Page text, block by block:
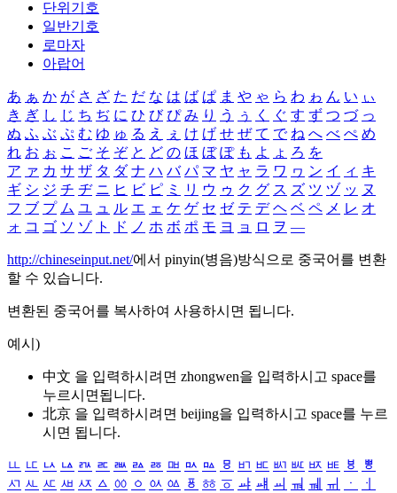
단위기호
일반기호
로마자
아랍어
あ ぁ か が さ ざ た だ な は ば ぱ ま や ゃ ら わ ゎ ん い ぃ
き ぎ し じ ち ぢ に ひ び ぴ み り う ぅ く ぐ す ず つ づ っ
ぬ ふ ぶ ぷ む ゆ ゅ る え ぇ け げ せ ぜ て で ね へ べ ぺ め
れ お ぉ こ ご そ ぞ と ど の ほ ぼ ぽ も よ ょ ろ を
ア ァ カ サ ザ タ ダ ナ ハ バ パ マ ヤ ャ ラ ワ ヮ ン イ ィ キ
ギ シ ジ チ ヂ ニ ヒ ビ ピ ミ リ ウ ゥ ク グ ス ズ ツ ヅ ッ ヌ
フ ブ プ ム ユ ュ ル エ ェ ケ ゲ セ ゼ テ デ ヘ ベ ペ メ レ オ
ォ コ ゴ ソ ゾ ト ド ノ ホ ボ ポ モ ヨ ョ ロ ヲ ―
http://chineseinput.net/에서 pinyin(병음)방식으로 중국어를 변환
할 수 있습니다.
변환된 중국어를 복사하여 사용하시면 됩니다.
예시)
中文 을 입력하시려면 zhongwen을 입력하시고 space를
누르시면됩니다.
北京 을 입력하시려면 beijing을 입력하시고 space를 누르
시면 됩니다.
ㅥ ㅦ ㅧ ㅨ ㅩ ㅪ ㅫ ㅬ ㅭ ㅮ ㅯ ㅰ ㅱ ㅲ ㅳ ㅴ ㅵ ㅶ ㅷ ㅸ
ㅹ
ㅺ ㅻ ㅼ ㅽ ㅾ ㅿ ㆀ ㆁ ㆂ ㆃ ㆄ ㆅ ㆆ ㆇ ㆈ ㆉ ㆊ ㆋ ㆌ ㆍ
ㆎ